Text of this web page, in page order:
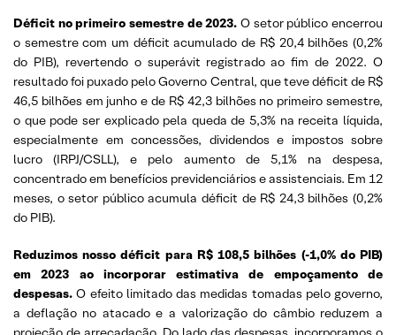
Déficit no primeiro semestre de 2023. O setor público encerrou
o semestre com um déficit acumulado de R$ 20,4 bilhões (0,2%
do PIB), revertendo o superávit registrado ao fim de 2022. O
resultado foi puxado pelo Governo Central, que teve déficit de R$
46,5 bilhões em junho e de R$ 42,3 bilhões no primeiro semestre,
o que pode ser explicado pela queda de 5,3% na receita líquida,
especialmente em concessões, dividendos e impostos sobre
lucro (IRPJ/CSLL), e pelo aumento de 5,1% na despesa,
concentrado em benefícios previdenciários e assistenciais. Em 12
meses, o setor público acumula déficit de R$ 24,3 bilhões (0,2%
do PIB).
Reduzimos nosso déficit para R$ 108,5 bilhões (-1,0% do PIB)
em 2023 ao incorporar estimativa de empoçamento de
despesas.O efeito limitado das medidas tomadas pelo governo,
a deflação no atacado e a valorização do câmbio reduzem a